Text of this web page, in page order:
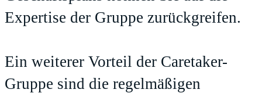
Expertise der Gruppe zurückgreifen.
Ein weiterer Vorteil der Caretaker-
Gruppe sind die regelmäßigen